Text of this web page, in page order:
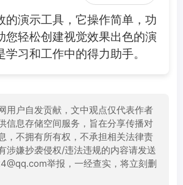
的演示工具，它操作简单，功
您轻松创建视觉效果出色的演
学习和工作中的得力助手。
用户自发贡献，文中观点仅代表作者
信息存储空间服务，旨在分享传播对
，不拥有所有权，不承担相关法律责
涉嫌抄袭侵权/违法违规的内容请发送
举报，一经查实，将立刻删